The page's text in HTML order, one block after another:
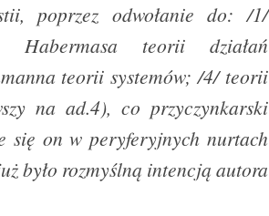
poprzez odwołanie do: /1/
Habermasa teorii działań
teorii systemów; /4/ teorii
na ad.4), co przyczynkarski
się on w peryferyjnych nurtach
było rozmyślną intencją autora